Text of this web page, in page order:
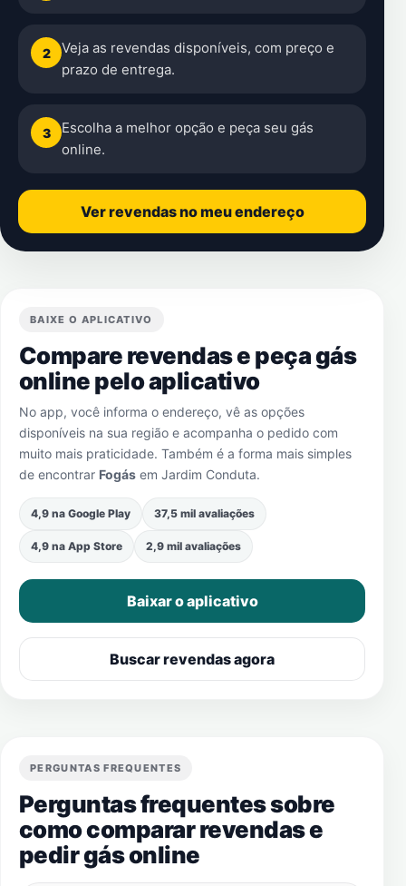
2
Veja as revendas disponíveis, com preço e
prazo de entrega.
3
Escolha a melhor opção e peça seu gás
online.
Ver revendas no meu endereço
BAIXE O APLICATIVO
Compare revendas e peça gás
online pelo aplicativo
No app, você informa o endereço, vê as opções
disponíveis na sua região e acompanha o pedido com
muito mais praticidade. Também é a forma mais simples
de encontrar Fogás em Jardim Conduta.
4,9 na Google Play 37,5 mil avaliações
4,9 na App Store 2,9 mil avaliações
Baixar o aplicativo
Buscar revendas agora
PERGUNTAS FREQUENTES
Perguntas frequentes sobre
como comparar revendas e
pedir gás online